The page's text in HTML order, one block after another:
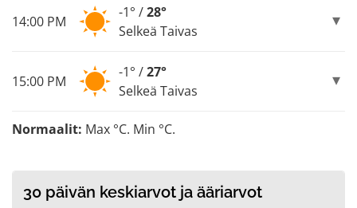
14:00 PM
-1° /28°
Selkeä Taivas
15:00 PM
-1° /27°
Selkeä Taivas
Normaalit: Max °C. Min °C.
30 päivän keskiarvot ja ääriarvot